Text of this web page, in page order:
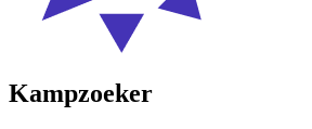
Kampzoeker